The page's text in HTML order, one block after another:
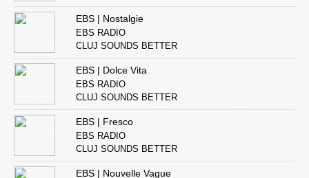
EBS | Nostalgie
EBS RADIO
CLUJ SOUNDS BETTER
EBS | Dolce Vita
EBS RADIO
CLUJ SOUNDS BETTER
EBS | Fresco
EBS RADIO
CLUJ SOUNDS BETTER
EBS | Nouvelle Vague